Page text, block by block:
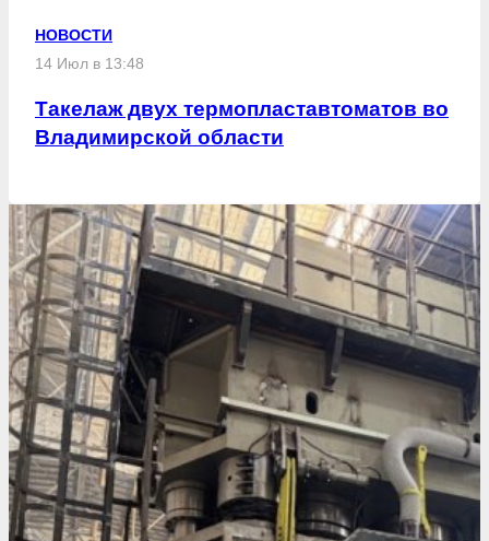
НОВОСТИ
14 Июл в 13:48
Такелаж двух термопластавтоматов во
Владимирской области